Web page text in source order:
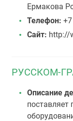
Ермакова
Телефон:
Сайт: http://
РУССКОМ-
Описание
поставляет